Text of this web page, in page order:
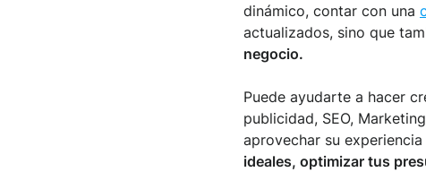
dinámico, contar con una
actualizados, sino que
negocio.
Puede ayudarte a hacer
publicidad, SEO,
aprovechar su
ideales, optimizar tus